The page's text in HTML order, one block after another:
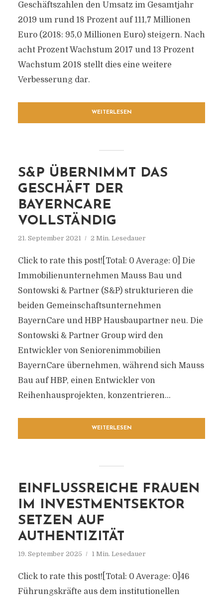
Geschäftszahlen den Umsatz im Gesamtjahr
2019 um rund 18 Prozent auf 111,7 Millionen
Euro (2018: 95,0 Millionen Euro) steigern. Nach
acht Prozent Wachstum 2017 und 13 Prozent
Wachstum 2018 stellt dies eine weitere
Verbesserung dar.
WEITERLESEN
S&P ÜBERNIMMT DAS
GESCHÄFT DER
BAYERNCARE
VOLLSTÄNDIG
21. September 2021 2 Min. Lesedauer
Click to rate this post![Total: 0 Average: 0] Die
Immobilienunternehmen Mauss Bau und
Sontowski & Partner (S&P) strukturieren die
beiden Gemeinschaftsunternehmen
BayernCare und HBP Hausbaupartner neu. Die
Sontowski & Partner Group wird den
Entwickler von Seniorenimmobilien
BayernCare übernehmen, während sich Mauss
Bau auf HBP, einen Entwickler von
Reihenhausprojekten, konzentrieren...
WEITERLESEN
EINFLUSSREICHE FRAUEN
IM INVESTMENTSEKTOR
SETZEN AUF
AUTHENTIZITÄT
19. September 2025 1 Min. Lesedauer
Click to rate this post![Total: 0 Average: 0]46
Führungskräfte aus dem institutionellen